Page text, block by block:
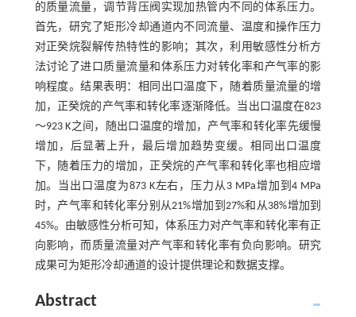
的质量流量，调节背压阀实现加热管内不同的体系压力。
首先，研究了矩形冷却通道内不同流量、温度和操作压力
对正癸烷裂解传热特性的影响；其次，利用敏感性分析方
法讨论了进口质量流量和体系压力对转化率和产气率的影
响程度。结果表明：相同出口温度下，随着质量流量的增
加，正癸烷的产气率和转化率逐渐降低。当出口温度在823
～923 K之间，随出口温度的增加，产气率和转化率先缓慢
增加，后显著上升，最后增加趋势变缓。相同出口温度
下，随着压力的增加，正癸烷的产气率和转化率也相应增
加。当出口温度为873 K左右，压力从3 MPa增加到4 MPa
时，产气率和转化率分别从21%增加到27%和从38%增加到
45%。由敏感性分析可知，体系压力对产气率和转化率有正
向影响，而质量流量对产气率和转化率有负向影响。研究
成果可为矩形冷却通道的设计提供理论和数据支撑。
Abstract